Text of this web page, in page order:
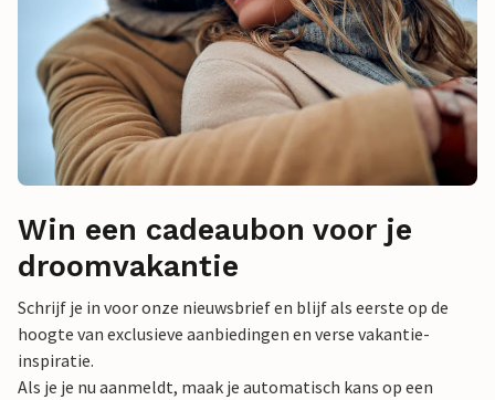
Win een cadeaubon voor je
droomvakantie
Schrijf je in voor onze nieuwsbrief en blijf als eerste op de
hoogte van exclusieve aanbiedingen en verse vakantie-
inspiratie.
Als je je nu aanmeldt, maak je automatisch kans op een